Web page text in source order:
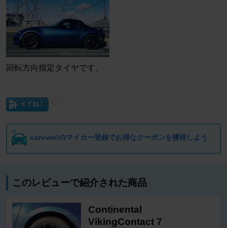
回転方向指定タイヤです。
イイね！
carview!のマイカー登録でお得なクーポンを獲得しよう
このレビューで紹介された商品
Continental
VikingContact 7